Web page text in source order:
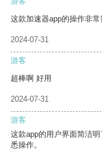
这款加速器app的操作非
2024-07-31
游客
超棒啊 好用
2024-07-31
游客
这款app的用户界面简洁
悉操作。